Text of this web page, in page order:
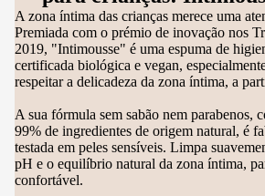
A zona íntima das crianças merece uma
Premiada com o prémio de inovação nos
2019, "Intimousse" é uma espuma de
certificada biológica e vegan,
respeitar a delicadeza da zona íntima, a
A sua fórmula sem sabão nem parabenos,
99% de ingredientes de origem natural, é
testada em peles sensíveis. Limpa
pH e o equilíbrio natural da zona íntima,
confortável.